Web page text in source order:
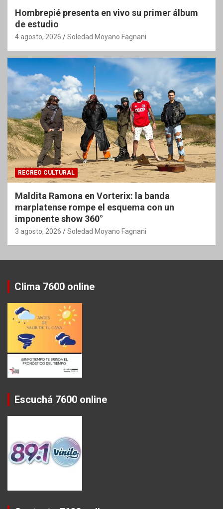
Hombrepié presenta en vivo su primer álbum
de estudio
4 agosto, 2026 Soledad Moyano Fagnani
RECREO CULTURAL
Maldita Ramona en Vorterix: la banda
marplatense rompe el esquema con un
imponente show 360°
3 agosto, 2026 Soledad Moyano Fagnani
Clima 7600 online
Escuchá 7600 online